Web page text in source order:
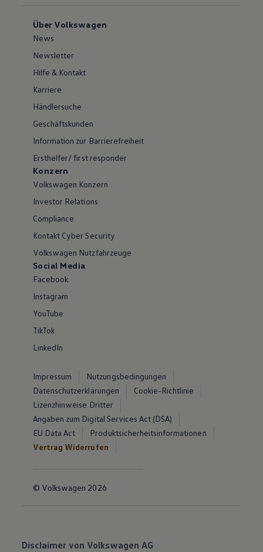
Über Volkswagen
News
Newsletter
Hilfe & Kontakt
Karriere
Händlersuche
Geschäftskunden
Information zur Barrierefreiheit
Ersthelfer/ first responder
Konzern
Volkswagen Konzern
Investor Relations
Compliance
Kontakt Cyber Security
Volkswagen Nutzfahrzeuge
Social Media
Facebook
Instagram
YouTube
TikTok
LinkedIn
Impressum
Nutzungsbedingungen
Datenschutzerklärungen
Cookie-Richtlinie
Lizenzhinweise Dritter
Angaben zum Digital Services Act (DSA)
EU Data Act
Produktsicherheitsinformationen
Vertrag Widerrufen
© Volkswagen 2026
Disclaimer von Volkswagen AG